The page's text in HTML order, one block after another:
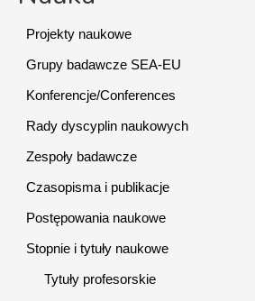
Projekty naukowe
Grupy badawcze SEA-EU
Konferencje/Conferences
Rady dyscyplin naukowych
Zespoły badawcze
Czasopisma i publikacje
Postępowania naukowe
Stopnie i tytuły naukowe
Tytuły profesorskie